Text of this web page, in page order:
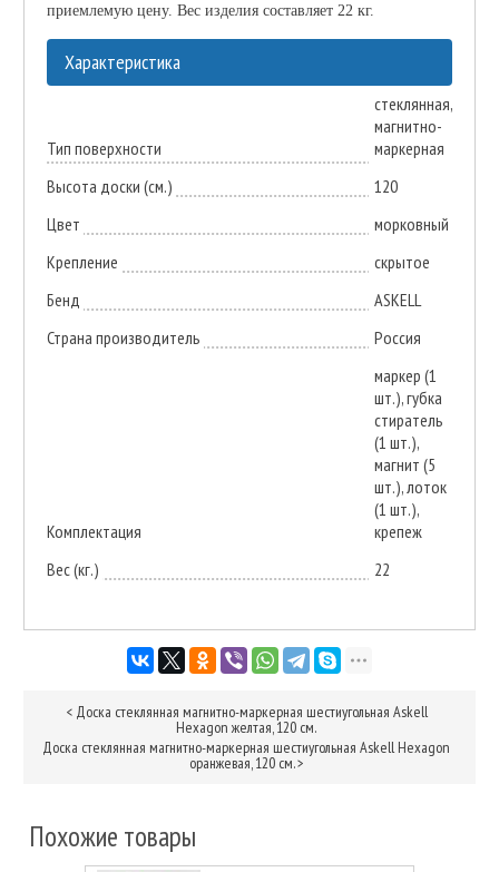
приемлемую цену. Вес изделия составляет 22 кг.
Характеристика
Тип поверхности
стеклянная,
магнитно-
маркерная
Высота доски (см.)
120
Цвет
морковный
Крепление
скрытое
Бенд
ASKELL
Страна производитель
Россия
Комплектация
маркер (1
шт.), губка
стиратель
(1 шт.),
магнит (5
шт.), лоток
(1 шт.),
крепеж
Вес (кг.)
22
< Доска стеклянная магнитно-маркерная шестиугольная Askell
Hexagon желтая, 120 см.
Доска стеклянная магнитно-маркерная шестиугольная Askell Hexagon
оранжевая, 120 см.>
Похожие товары